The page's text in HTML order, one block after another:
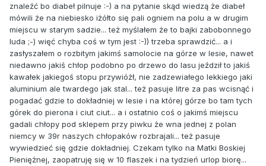
znaleźć bo diabeł pilnuje :-) a na pytanie skąd wiedzą że diabeł
mówili że na niebiesko iżółto się pali ogniem na polu a w drugim
miejscu w starym sadzie... też myślałem że to bajki zabobonnego
luda ;-) więć chyba coś w tym jest :-)) trzeba sprawdzić... a i
zasłyszałem o rozbitym jakimś samolocie na górze w lesie, nawet
niedawno jakiś chłop podobno po drzewo do lasu jeździł to jakiś
kawałek jakiegoś stopu przywióżł, nie zadzewiałego lekkiego jaki
aluminium ale twardego jak stal... też pasuje litre za pas wcisnąć i
pogadać gdzie to dokładniej w lesie i na której górze bo tam tych
górek do pierona i ciut ciut... a i ostatnio coś o jakimś miejscu
gadali chłopy pod sklepem przy piwku że wna jednej z polan
niemcy w 39r naszych chłopaków rozbrajali... też pasuje
wywiedzieć się gdzie dokładniej. Czekam tylko na Matki Boskiej
Pieniężnej, zaopatruję się w 10 flaszek i na tydzień urlop biorę...